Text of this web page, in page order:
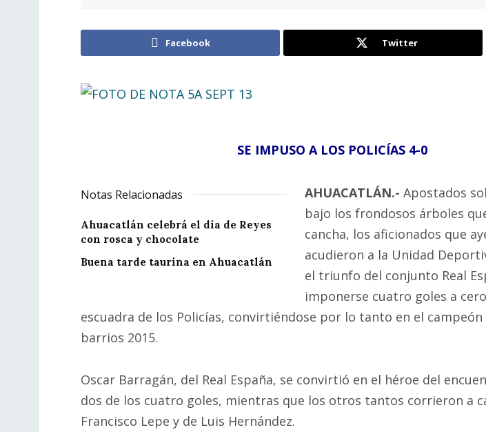
Facebook Twitter
SE IMPUSO A LOS POLICÍAS 4-0
Notas Relacionadas
Ahuacatlán celebrá el día de Reyes
con rosca y chocolate
Buena tarde taurina en Ahuacatlán
AHUACATLÁN.- Apostados
bajo los frondosos árboles
cancha, los aficionados que
acudieron a la Unidad
el triunfo del conjunto Real
imponerse cuatro goles a
escuadra de los Policías, convirtiéndose por lo tanto en el
barrios 2015.
Oscar Barragán, del Real España, se convirtió en el héroe del
dos de los cuatro goles, mientras que los otros tantos corrieron a
Francisco Lepe y de Luis Hernández.